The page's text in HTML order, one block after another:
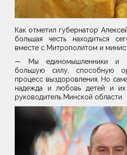
Как отметил губернатор
большая честь находиться
вместе с Митрополитом и
— Мы единомышленники и
большую силу, способную
процесс выздоровления. Но
надежда и любовь детей и
руководитель Минской области.